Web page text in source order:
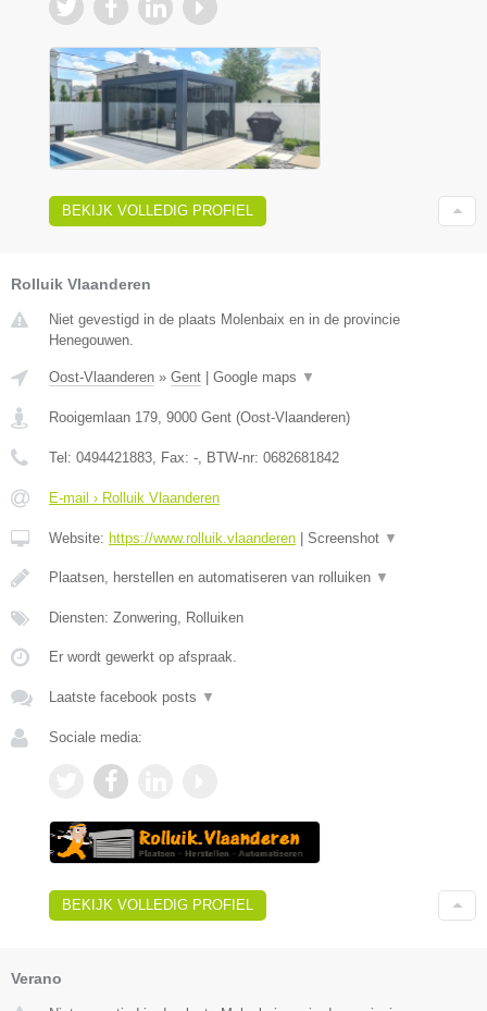
BEKIJK VOLLEDIG PROFIEL
Rolluik Vlaanderen
Niet gevestigd in de plaats Molenbaix en in de provincie
Henegouwen.
Oost-Vlaanderen » Gent Google maps ▼
Rooigemlaan 179, 9000 Gent (Oost-Vlaanderen)
Tel: 0494421883, Fax: -, BTW-nr: 0682681842
E-mail › Rolluik Vlaanderen
Website: https://www.rolluik.vlaanderen Screenshot ▼
Plaatsen, herstellen en automatiseren van rolluiken ▼
Diensten: Zonwering, Rolluiken
Er wordt gewerkt op afspraak.
Laatste facebook posts ▼
Sociale media:
BEKIJK VOLLEDIG PROFIEL
Verano